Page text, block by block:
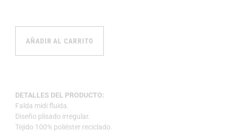
AÑADIR AL CARRITO
DETALLES DEL PRODUCTO:
Falda midi fluida.
Diseño plisado irregular.
Tejido 100% poliéster reciclado.